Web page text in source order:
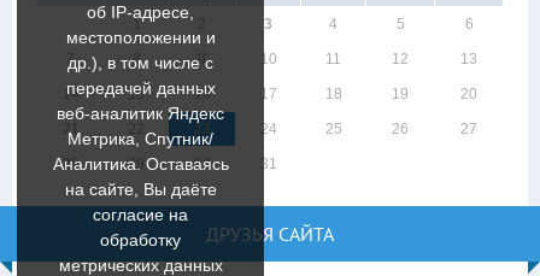
3 4 5 6
7 8 9 10 11 12 13
14 15 16 17 18 19 20
21 23 24 25 26 27
28 29 30 31
ДРУЗЬЯ САЙТА
об IP-адресе,
местоположении и
др.), в том числе с
передачей данных
веб-аналитик Яндекс
Метрика, Спутник/
Аналитика. Оставаясь
на сайте, Вы даёте
согласие на
обработку
метрических данных